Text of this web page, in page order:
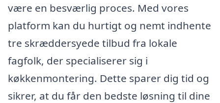
være en besværlig proces. Med vores
platform kan du hurtigt og nemt indhente
tre skræddersyede tilbud fra lokale
fagfolk, der specialiserer sig i
køkkenmontering. Dette sparer dig tid og
sikrer, at du får den bedste løsning til dine